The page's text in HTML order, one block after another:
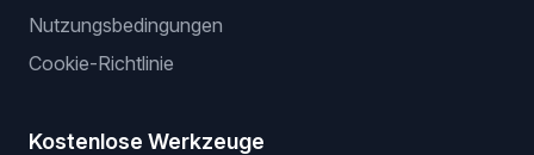
Nutzungsbedingungen
Cookie-Richtlinie
Kostenlose Werkzeuge